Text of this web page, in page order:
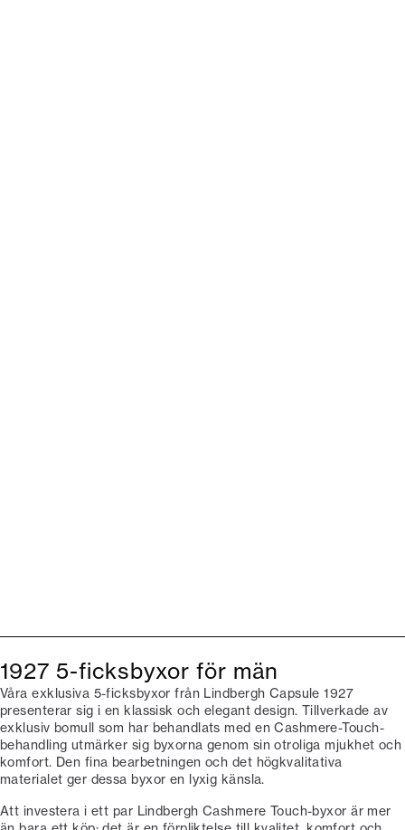
1927 5-ficksbyxor för män
Våra exklusiva 5-ficksbyxor från Lindbergh Capsule 1927
presenterar sig i en klassisk och elegant design. Tillverkade av
exklusiv bomull som har behandlats med en Cashmere-Touch-
behandling utmärker sig byxorna genom sin otroliga mjukhet och
komfort. Den fina bearbetningen och det högkvalitativa
materialet ger dessa byxor en lyxig känsla.
Att investera i ett par Lindbergh Cashmere Touch-byxor är mer